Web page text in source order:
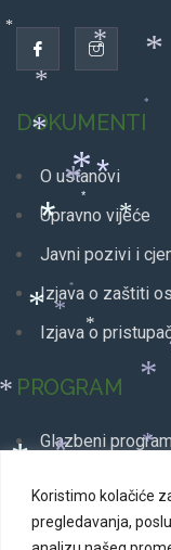
Koristimo kolačiće
pregledavanja,
DOKUMENTI
O ustanovi
Upravno vijeće
Javni pozivi i
Izjava o zaštiti
Izjava o
PROGRAM
Glazbeni
Plesni program
*
*
*
*
*
*
*
*
*
*
*
*
*
*
*
*
*
*
*
*
*
*